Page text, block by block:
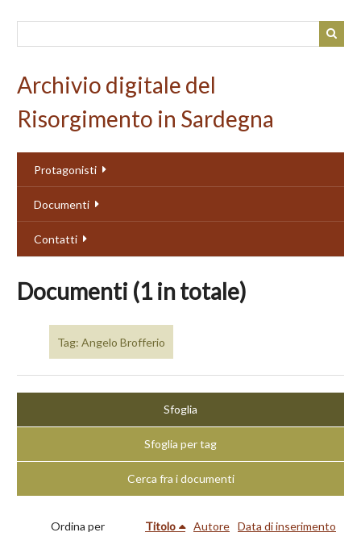
Archivio digitale del
Risorgimento in Sardegna
Protagonisti
Documenti
Contatti
Documenti (1 in totale)
Tag: Angelo Brofferio
Sfoglia
Sfoglia per tag
Cerca fra i documenti
Ordina per Titolo Autore Data di inserimento